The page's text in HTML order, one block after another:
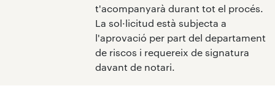
t'acompanyarà durant tot el procés.
La sol·licitud està subjecta a
l'aprovació per part del departament
de riscos i requereix de signatura
davant de notari.